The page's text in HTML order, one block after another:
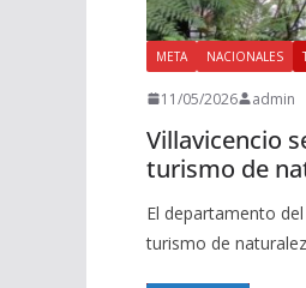
META NACIONALES
11/05/2026 admin
Villavicencio
turismo de
El departamento
turismo de